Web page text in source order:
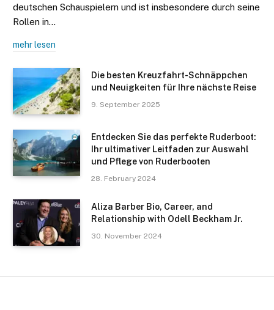
deutschen Schauspielern und ist insbesondere durch seine
Rollen in…
mehr lesen
Die besten Kreuzfahrt-Schnäppchen
und Neuigkeiten für Ihre nächste Reise
9. September 2025
Entdecken Sie das perfekte Ruderboot:
Ihr ultimativer Leitfaden zur Auswahl
und Pflege von Ruderbooten
28. February 2024
Aliza Barber Bio, Career, and
Relationship with Odell Beckham Jr.
30. November 2024